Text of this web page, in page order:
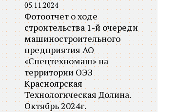
05.11.2024
Фотоотчет о ходе
строительства 1-й очереди
машиностроительного
предприятия АО
«Спецтехномаш» на
территории ОЭЗ
Красноярская
Технологическая Долина.
Октябрь 2024г.